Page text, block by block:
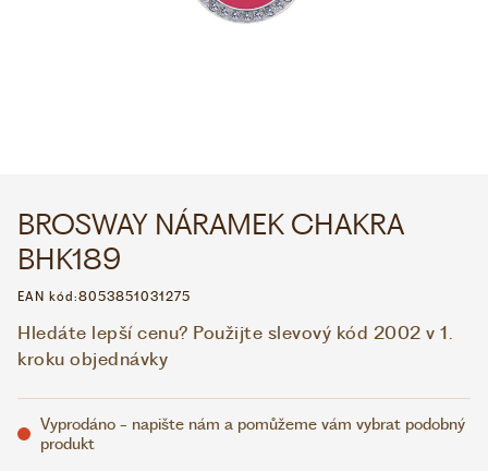
BROSWAY NÁRAMEK CHAKRA
BHK189
EAN kód:8053851031275
Hledáte lepší cenu? Použijte slevový kód 2002 v 1.
kroku objednávky
Vyprodáno - napište nám a pomůžeme vám vybrat podobný
produkt